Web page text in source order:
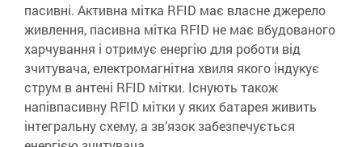
пасивні. Активна мітка RFID має власне джерело
живлення, пасивна мітка RFID не має вбудованого
харчування і отримує енергію для роботи від
зчитувача, електромагнітна хвиля якого індукує
струм в антені RFID мітки. Існують також
напівпасивну RFID мітки у яких батарея живить
інтегральну схему, а зв’язок забезпечується